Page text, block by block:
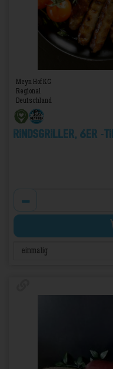
Meyn Hof KG
Regional
Deutschland
Rindsgriller, 6er -